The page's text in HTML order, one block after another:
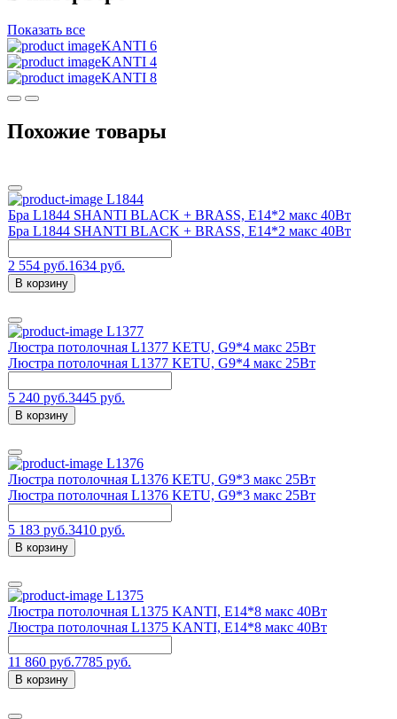
Показать все
KANTI 6
KANTI 4
KANTI 8
Похожие товары
L1844
Бра L1844 SHANTI BLACK + BRASS, Е14*2 макс 40Вт
Бра L1844 SHANTI BLACK + BRASS, Е14*2 макс 40Вт
2 554 руб.1634 руб.
В корзину
L1377
Люстра потолочная L1377 KETU, G9*4 макс 25Вт
Люстра потолочная L1377 KETU, G9*4 макс 25Вт
5 240 руб.3445 руб.
В корзину
L1376
Люстра потолочная L1376 KETU, G9*3 макс 25Вт
Люстра потолочная L1376 KETU, G9*3 макс 25Вт
5 183 руб.3410 руб.
В корзину
L1375
Люстра потолочная L1375 KANTI, E14*8 макс 40Вт
Люстра потолочная L1375 KANTI, E14*8 макс 40Вт
11 860 руб.7785 руб.
В корзину